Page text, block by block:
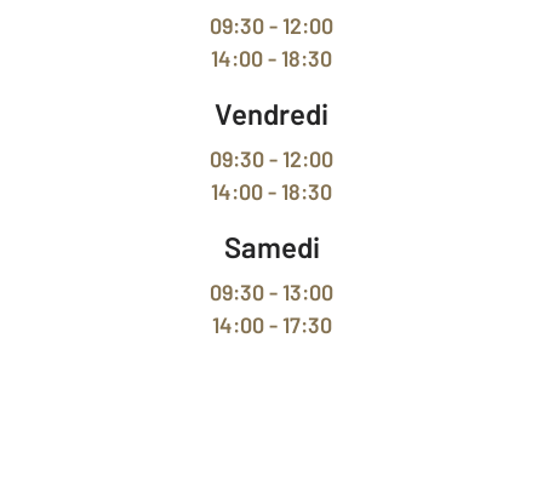
09:30 - 12:00
14:00 - 18:30
Vendredi
09:30 - 12:00
14:00 - 18:30
Samedi
09:30 - 13:00
14:00 - 17:30